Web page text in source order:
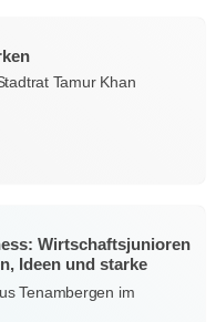
Tamur Khan
Wirtschaftsjunioren
Ideen und starke
Tenambergen im